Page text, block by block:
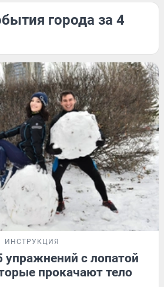
города за 4
ИНСТРУКЦИЯ
упражнений с лопатой
прокачают тело